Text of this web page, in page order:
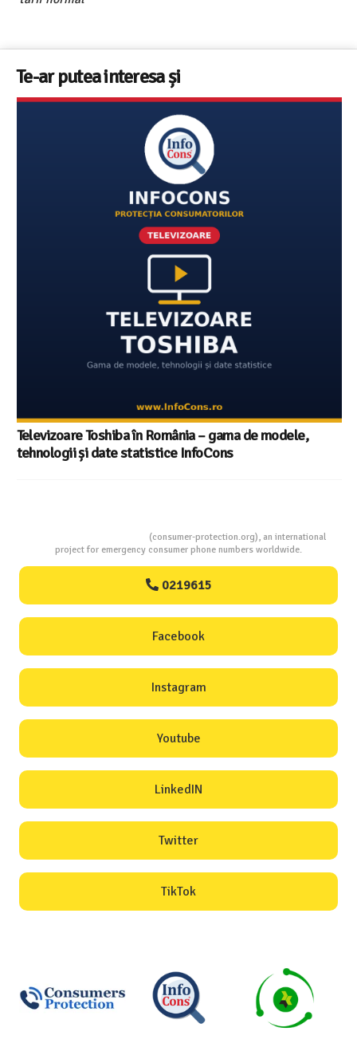
Te-ar putea interesa și
Televizoare Toshiba în România – gama de modele,
tehnologii și date statistice InfoCons
(consumer-protection.org), an international
project for emergency consumer phone numbers worldwide.
0219615
Facebook
Instagram
Youtube
LinkedIN
Twitter
TikTok